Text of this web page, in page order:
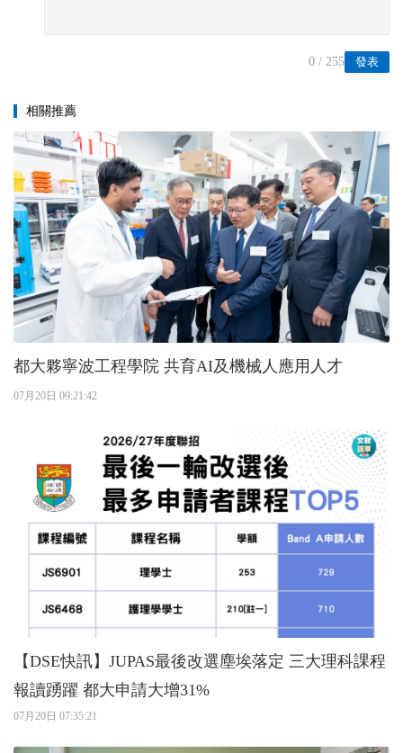
發表
0 / 255
相關推薦
都大夥寧波工程學院 共育AI及機械人應用人才
07月20日 09:21:42
【DSE快訊】JUPAS最後改選塵埃落定 三大理科課程
報讀踴躍 都大申請大增31%
07月20日 07:35:21